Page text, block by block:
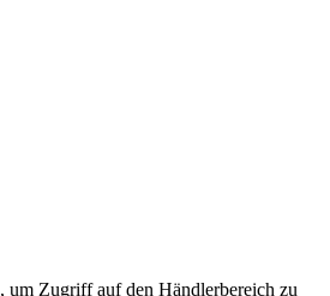
, um Zugriff auf den Händlerbereich zu